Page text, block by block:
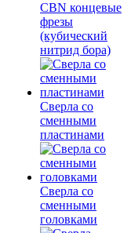
CBN концевые
фрезы
(кубический
нитрид бора)
Сверла со
сменными
пластинами
Сверла со
сменными
головками